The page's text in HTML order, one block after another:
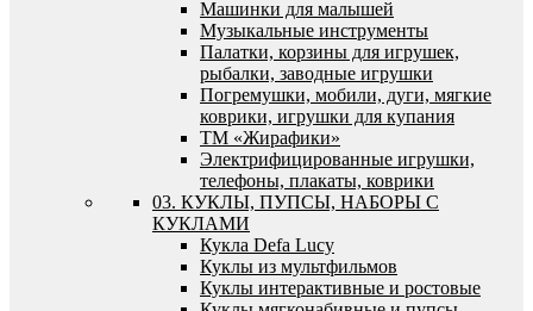
Машинки для малышей
Музыкальные инструменты
Палатки, корзины для игрушек,
рыбалки, заводные игрушки
Погремушки, мобили, дуги, мягкие
коврики, игрушки для купания
ТМ «Жирафики»
Электрифицированные игрушки,
телефоны, плакаты, коврики
03. КУКЛЫ, ПУПСЫ, НАБОРЫ С
КУКЛАМИ
Кукла Defa Lucy
Куклы из мультфильмов
Куклы интерактивные и ростовые